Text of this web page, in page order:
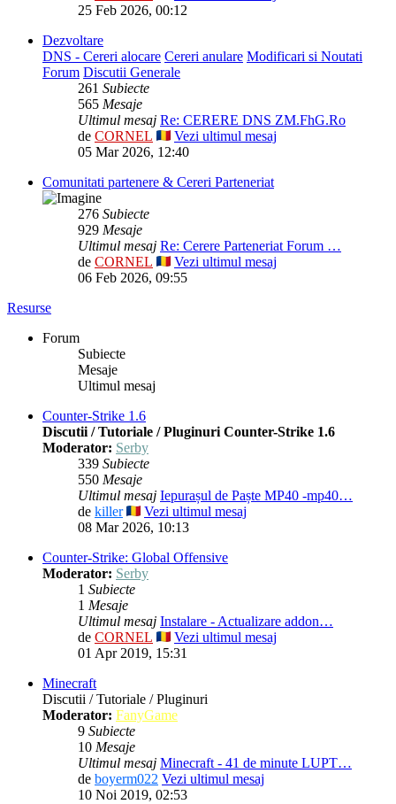
25 Feb 2026, 00:12
Dezvoltare
DNS - Cereri alocare Cereri anulare Modificari si Noutati
Forum Discutii Generale
261 Subiecte
565 Mesaje
Ultimul mesaj Re: CERERE DNS ZM.FhG.Ro
de CORNEL
Vezi ultimul mesaj
05 Mar 2026, 12:40
Comunitati partenere & Cereri Parteneriat
276 Subiecte
929 Mesaje
Ultimul mesaj Re: Cerere Parteneriat Forum …
de CORNEL
Vezi ultimul mesaj
06 Feb 2026, 09:55
Resurse
Forum
Subiecte
Mesaje
Ultimul mesaj
Counter-Strike 1.6
Discutii / Tutoriale / Pluginuri Counter-Strike 1.6
Moderator: Serby
339 Subiecte
550 Mesaje
Ultimul mesaj Iepurașul de Paște MP40 -mp40…
de killer
Vezi ultimul mesaj
08 Mar 2026, 10:13
Counter-Strike: Global Offensive
Moderator: Serby
1 Subiecte
1 Mesaje
Ultimul mesaj Instalare - Actualizare addon…
de CORNEL
Vezi ultimul mesaj
01 Apr 2019, 15:31
Minecraft
Discutii / Tutoriale / Pluginuri
Moderator: FanyGame
9 Subiecte
10 Mesaje
Ultimul mesaj Minecraft - 41 de minute LUPT…
de boyerm022 Vezi ultimul mesaj
10 Noi 2019, 02:53